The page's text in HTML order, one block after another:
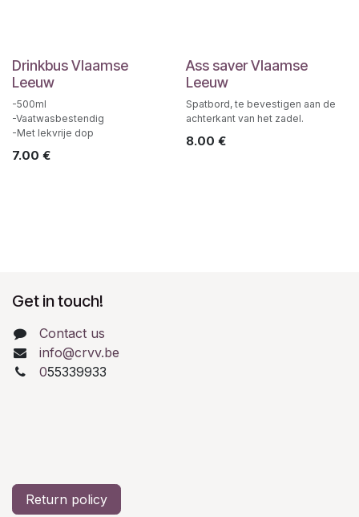
Drinkbus Vlaamse
Leeuw
-500ml
-Vaatwasbestendig
-Met lekvrije dop
7.00 €
Ass saver Vlaamse
Leeuw
Spatbord, te bevestigen aan de
achterkant van het zadel.
8.00 €
Get in touch!
Contact us
info@crvv.be
055339933
Return policy